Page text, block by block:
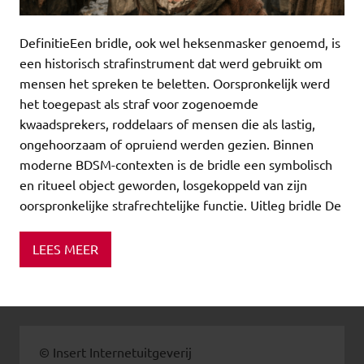
DefinitieEen bridle, ook wel heksenmasker genoemd, is
een historisch strafinstrument dat werd gebruikt om
mensen het spreken te beletten. Oorspronkelijk werd
het toegepast als straf voor zogenoemde
kwaadsprekers, roddelaars of mensen die als lastig,
ongehoorzaam of opruiend werden gezien. Binnen
moderne BDSM-contexten is de bridle een symbolisch
en ritueel object geworden, losgekoppeld van zijn
oorspronkelijke strafrechtelijke functie. Uitleg bridle De
LEES MEER
© Insert Internetuitgeverij